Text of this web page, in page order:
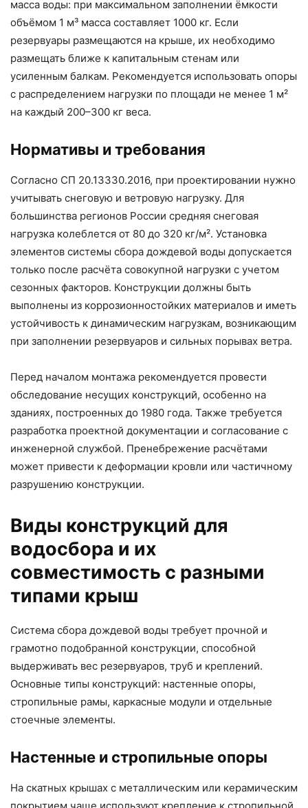
масса воды: при максимальном заполнении ёмкости
объёмом 1 м³ масса составляет 1000 кг. Если
резервуары размещаются на крыше, их необходимо
размещать ближе к капитальным стенам или
усиленным балкам. Рекомендуется использовать опоры
с распределением нагрузки по площади не менее 1 м²
на каждый 200–300 кг веса.
Нормативы и требования
Согласно СП 20.13330.2016, при проектировании нужно
учитывать снеговую и ветровую нагрузку. Для
большинства регионов России средняя снеговая
нагрузка колеблется от 80 до 320 кг/м². Установка
элементов системы сбора дождевой воды допускается
только после расчёта совокупной нагрузки с учетом
сезонных факторов. Конструкции должны быть
выполнены из коррозионностойких материалов и иметь
устойчивость к динамическим нагрузкам, возникающим
при заполнении резервуаров и сильных порывах ветра.
Перед началом монтажа рекомендуется провести
обследование несущих конструкций, особенно на
зданиях, построенных до 1980 года. Также требуется
разработка проектной документации и согласование с
инженерной службой. Пренебрежение расчётами
может привести к деформации кровли или частичному
разрушению конструкции.
Виды конструкций для
водосбора и их
совместимость с разными
типами крыш
Система сбора дождевой воды требует прочной и
грамотно подобранной конструкции, способной
выдерживать вес резервуаров, труб и креплений.
Основные типы конструкций: настенные опоры,
стропильные рамы, каркасные модули и отдельные
стоечные элементы.
Настенные и стропильные опоры
На скатных крышах с металлическим или керамическим